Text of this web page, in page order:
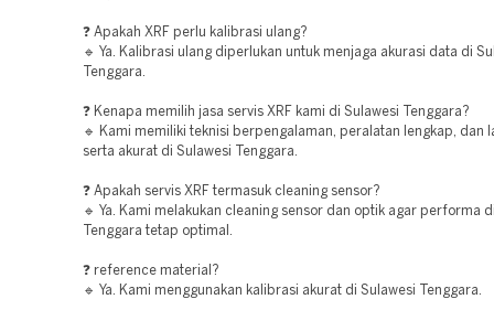
❓ Apakah XRF perlu kalibrasi ulang?
🔹 Ya. Kalibrasi ulang diperlukan untuk menjaga akurasi data di
Tenggara.
❓ Kenapa memilih jasa servis XRF kami di Sulawesi Tenggara?
🔹 Kami memiliki teknisi berpengalaman, peralatan lengkap, dan
serta akurat di Sulawesi Tenggara.
❓ Apakah servis XRF termasuk cleaning sensor?
🔹 Ya. Kami melakukan cleaning sensor dan optik agar performa
Tenggara tetap optimal.
❓ reference material?
🔹 Ya. Kami menggunakan kalibrasi akurat di Sulawesi Tenggara.